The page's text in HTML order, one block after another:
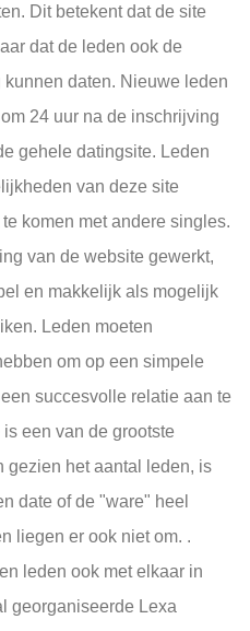
Dit betekent dat de site
dat de leden ook de
daten. Nieuwe leden
24 uur na de inschrijving
gehele datingsite. Leden
van deze site
komen met andere singles.
van de website gewerkt,
en makkelijk als mogelijk
Leden moeten
om op een simpele
succesvolle relatie aan te
een van de grootste
gezien het aantal leden, is
date of de "ware" heel
liegen er ook niet om. .
leden ook met elkaar in
georganiseerde Lexa